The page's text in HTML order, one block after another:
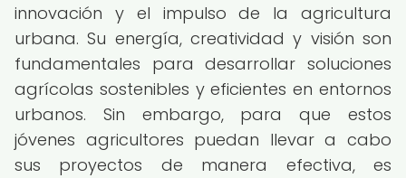
innovación y el impulso de la agricultura
urbana. Su energía, creatividad y visión son
fundamentales para desarrollar soluciones
agrícolas sostenibles y eficientes en entornos
urbanos. Sin embargo, para que estos
jóvenes agricultores puedan llevar a cabo
sus proyectos de manera efectiva, es